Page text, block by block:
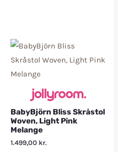
BabyBjörn Bliss Skråstol
Woven, Light Pink
Melange
1.499,00 kr.